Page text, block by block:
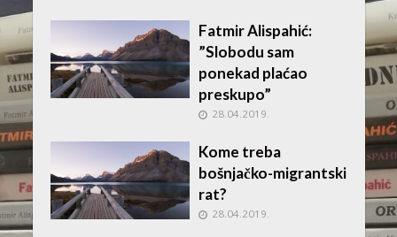
Fatmir Alispahić:
”Slobodu sam
ponekad plaćao
preskupo”
28.04.2019.
Kome treba
bošnjačko-migrantski
rat?
28.04.2019.